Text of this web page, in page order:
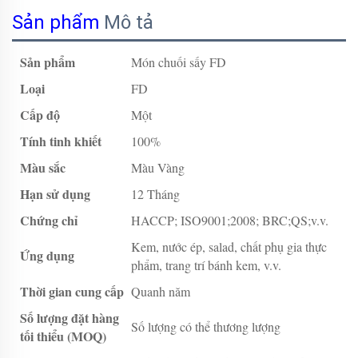
Sản phẩm Mô tả
Sản phẩm Món chuối sấy FD
Loại FD
Cấp độ Một
Tính tinh khiết 100%
Màu sắc Màu Vàng
Hạn sử dụng 12 Tháng
Chứng chỉ HACCP; ISO9001;2008; BRC;QS;v.v.
Ứng dụng
Kem, nước ép, salad, chất phụ gia thực
phẩm, trang trí bánh kem, v.v.
Thời gian cung cấp Quanh năm
Số lượng đặt hàng
tối thiểu (MOQ)
Số lượng có thể thương lượng